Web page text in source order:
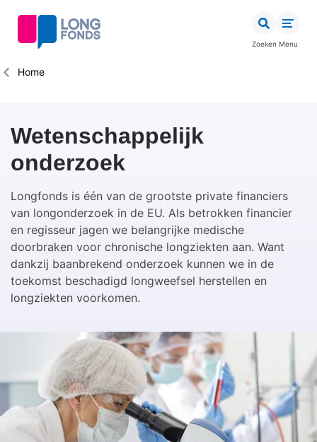
inhoud
Zoeken Menu
Kruimelpad
Home
Wetenschappelijk
onderzoek
Longfonds is één van de grootste private financiers
van longonderzoek in de EU. Als betrokken financier
en regisseur jagen we belangrijke medische
doorbraken voor chronische longziekten aan. Want
dankzij baanbrekend onderzoek kunnen we in de
toekomst beschadigd longweefsel herstellen en
longziekten voorkomen.